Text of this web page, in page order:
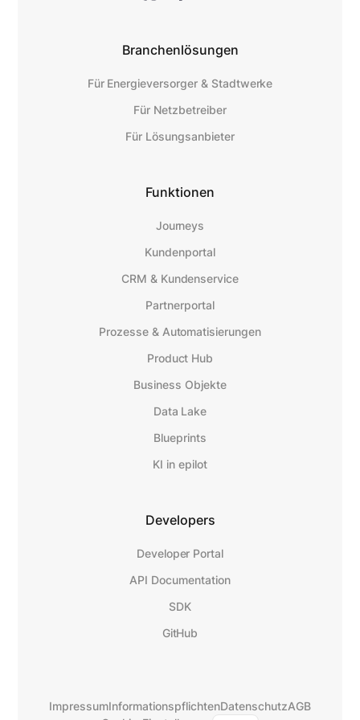
Branchenlösungen
Für Energieversorger & Stadtwerke
Für Netzbetreiber
Für Lösungsanbieter
Funktionen
Journeys
Kundenportal
CRM & Kundenservice
Partnerportal
Prozesse & Automatisierungen
Product Hub
Business Objekte
Data Lake
Blueprints
KI in epilot
Developers
Developer Portal
API Documentation
SDK
GitHub
ImpressumInformationspflichtenDatenschutzAGB